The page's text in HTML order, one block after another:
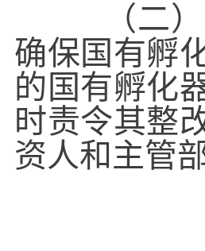
（二）
确保国有孵
的国有孵化
时责令其整
资人和主管